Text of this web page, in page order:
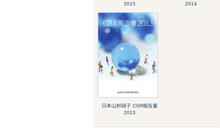
2015
2014
日本山村硝子 CSR報告書
2013